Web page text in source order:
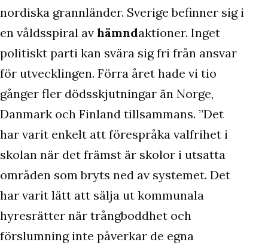
nordiska grannländer. Sverige befinner sig i
en våldsspiral av hämndaktioner. Inget
politiskt parti kan svära sig fri från ansvar
för utvecklingen. Förra året hade vi tio
gånger fler dödsskjutningar än Norge,
Danmark och Finland tillsammans. ”Det
har varit enkelt att förespråka valfrihet i
skolan när det främst är skolor i utsatta
områden som bryts ned av systemet. Det
har varit lätt att sälja ut kommunala
hyresrätter när trångboddhet och
förslumning inte påverkar de egna